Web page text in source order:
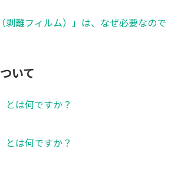
剥離フィルム）」は、なぜ必要なので
いて
とは何ですか？
とは何ですか？